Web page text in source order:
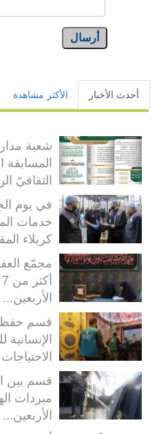
أرسال
أحدث الأخبار الأكثر مشاهدة
شعبة
المسابقة
الثقافيّ
في يوم
خدمات
كربلاء
مجمّع
الأربعين...
قسم حفظ
قسم بين
مبردات
الأربعين...